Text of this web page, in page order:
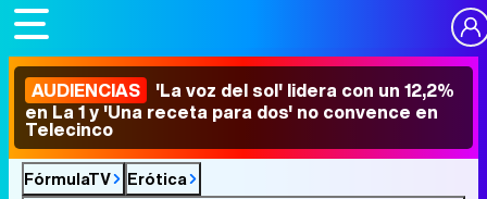
AUDIENCIAS 'La voz del sol' lidera con un 12,2%
en La 1 y 'Una receta para dos' no convence en
Telecinco
FórmulaTV
Erótica